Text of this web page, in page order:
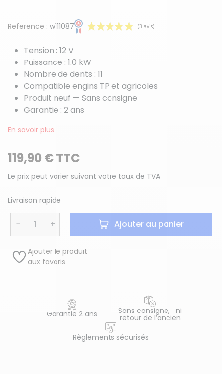
Reference : w111087
Tension : 12 V
Puissance : 1.0 kW
Nombre de dents : 11
Compatible engins TP et agricoles
Produit neuf — Sans consigne
Garantie : 2 ans
En savoir plus
119,90 € TTC
Le prix peut varier suivant votre taux de TVA
Livraison rapide
− + Ajouter au panier
Ajouter le produit
aux favoris
Garantie 2 ans Sans consigne, ni
retour de l’ancien
Règlements sécurisés